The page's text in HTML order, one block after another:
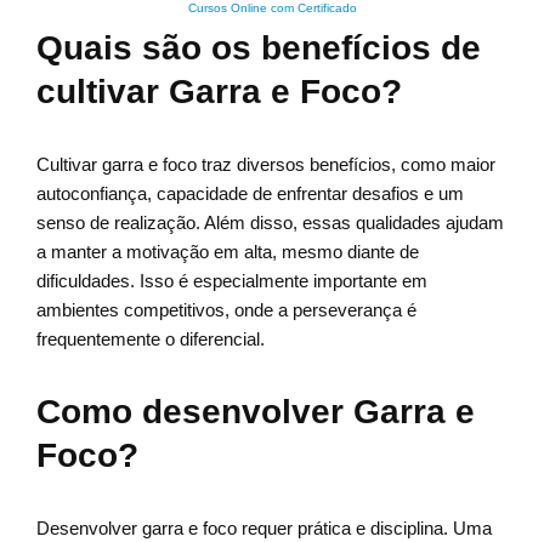
Cursos Online com Certificado
Quais são os benefícios de
cultivar Garra e Foco?
Cultivar garra e foco traz diversos benefícios, como maior
autoconfiança, capacidade de enfrentar desafios e um
senso de realização. Além disso, essas qualidades ajudam
a manter a motivação em alta, mesmo diante de
dificuldades. Isso é especialmente importante em
ambientes competitivos, onde a perseverança é
frequentemente o diferencial.
Como desenvolver Garra e
Foco?
Desenvolver garra e foco requer prática e disciplina. Uma